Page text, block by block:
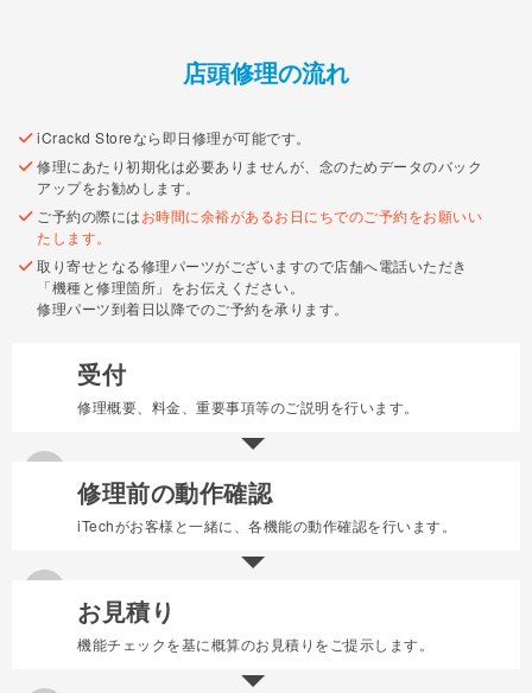
店頭修理の流れ
iCrackd Storeなら即日修理が可能です。
修理にあたり初期化は必要ありませんが、念のためデータのバック
アップをお勧めします。
ご予約の際にはお時間に余裕があるお日にちでのご予約をお願いい
たします。
取り寄せとなる修理パーツがございますので店舗へ電話いただき
「機種と修理箇所」をお伝えください。
修理パーツ到着日以降でのご予約を承ります。
1
受付
修理概要、料金、重要事項等のご説明を行います。
2
修理前の動作確認
iTechがお客様と一緒に、各機能の動作確認を行います。
お見積り
機能チェックを基に概算のお見積りをご提示します。